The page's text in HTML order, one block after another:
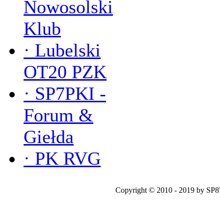
Nowosolski
Klub
· Lubelski
OT20 PZK
· SP7PKI -
Forum &
Giełda
· PK RVG
Copyright © 2010 - 2019 by